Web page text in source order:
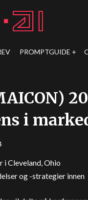
PROMPTGUIDE
i
Cleveland, Ohio
og -strategier innen